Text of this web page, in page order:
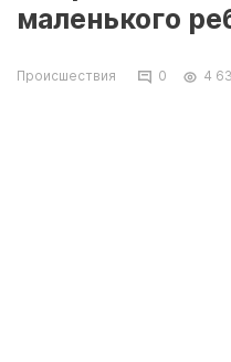
маленького
Происшествия 0 4